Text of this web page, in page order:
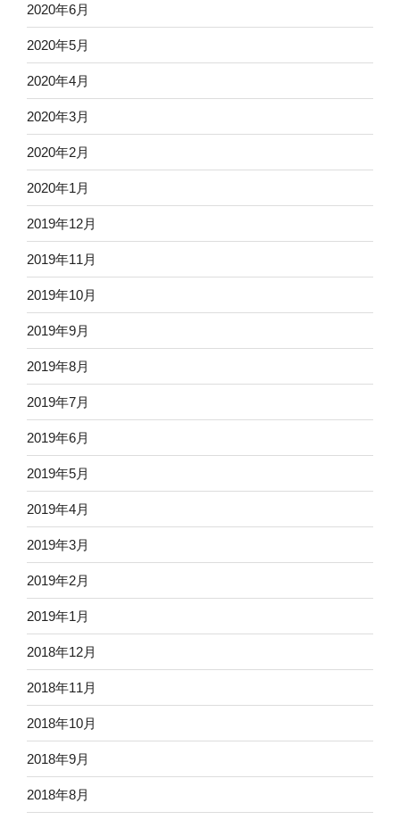
2020年6月
2020年5月
2020年4月
2020年3月
2020年2月
2020年1月
2019年12月
2019年11月
2019年10月
2019年9月
2019年8月
2019年7月
2019年6月
2019年5月
2019年4月
2019年3月
2019年2月
2019年1月
2018年12月
2018年11月
2018年10月
2018年9月
2018年8月